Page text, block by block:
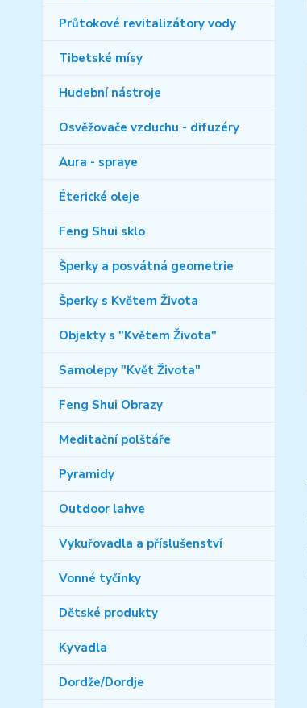
Průtokové revitalizátory vody
Tibetské mísy
Hudební nástroje
Osvěžovače vzduchu - difuzéry
Aura - spraye
Éterické oleje
Feng Shui sklo
Šperky a posvátná geometrie
Šperky s Květem Života
Objekty s "Květem Života"
Samolepy "Květ Života"
Feng Shui Obrazy
Meditační polštáře
Pyramidy
Outdoor lahve
Vykuřovadla a příslušenství
Vonné tyčinky
Dětské produkty
Kyvadla
Dordže/Dordje